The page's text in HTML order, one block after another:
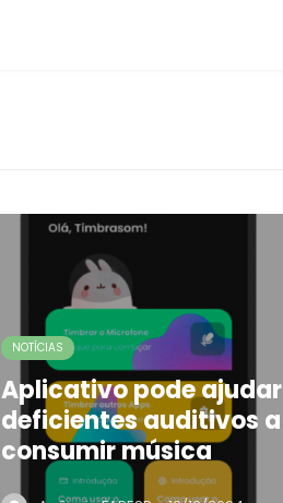
NOTÍCIAS
Aplicativo pode ajudar
deficientes auditivos a
consumir música